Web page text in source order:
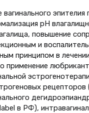
вагинального
рН
повышение
и
принципом в
применение
в РФ),